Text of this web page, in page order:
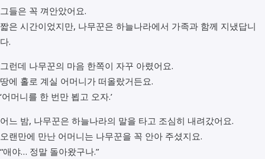
그들은 꼭 껴안았어요.
짧은 시간이었지만, 나무꾼은 하늘나라에서 가족과 함께 지냈답니
다.
그런데 나무꾼의 마음 한쪽이 자꾸 아렸어요.
땅에 홀로 계실 어머니가 떠올랐거든요.
‘어머니를 한 번만 뵙고 오자.’
어느 밤, 나무꾼은 하늘나라의 말을 타고 조심히 내려갔어요.
오랜만에 만난 어머니는 나무꾼을 꼭 안아 주셨지요.
“애야… 정말 돌아왔구나.”